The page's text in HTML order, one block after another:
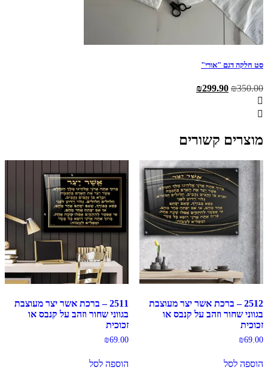
סט חלקה דגם "אורי"
₪350.00
המחיר ₪299.90
מוצרים קשורים
2512 – ברכת אשר יצר מעוצבת
בגווני שחור וזהב על קנבס או
זכוכית
₪69.00
הוספה לסל
2511 – ברכת אשר יצר מעוצבת
בגווני שחור וזהב על קנבס או
זכוכית
₪69.00
הוספה לסל